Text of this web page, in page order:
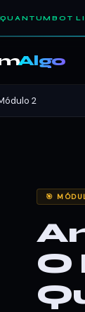
QUANTUMBOT
Algo
2
🎯
O